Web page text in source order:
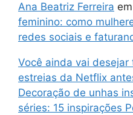
Ana Beatriz Ferreira em
feminino: como
redes sociais e
Você ainda vai desejar
estreias da Netflix
Decoração de unhas
séries: 15 inspirações